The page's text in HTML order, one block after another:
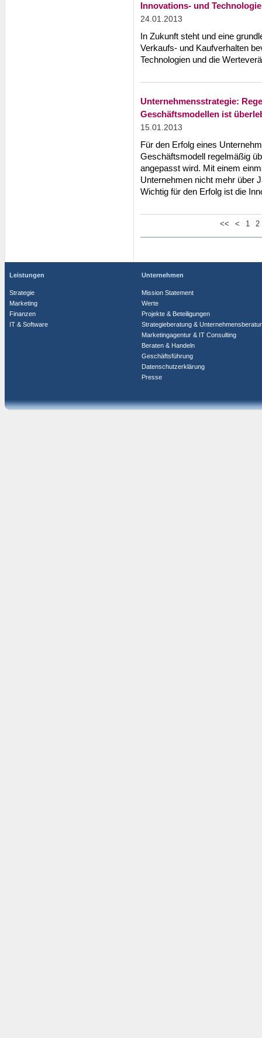
Innovations- und
24.01.2013
In Zukunft steht und eine
Verkaufs- und Kaufverhalten
Technologien und die
Unternehmensstrategie:
Geschäftsmodellen ist
15.01.2013
Für den Erfolg eines
Geschäftsmodell regelmäßig
angepasst wird. Mit einem
Unternehmen nicht mehr über
Wichtig für den Erfolg ist die
<< < 1 2
Leistungen
Strategie
Marketing
Finanzen
IT & Software
Unternehmen
Mission Statement
Werte
Projekte & Beteiligungen
Strategieberatung &
Marketingagentur & IT Consulting
Beraten & Handeln
Geschäftsführung
Datenschutzerklärung
Presse